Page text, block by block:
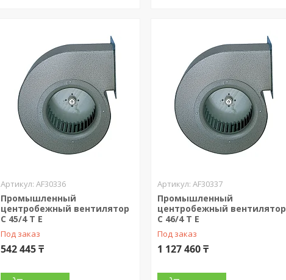
AF30336
Промышленный
центробежный вентилятор
C 45/4 T E
Под заказ
542 445 ₸
AF30337
Промышленный
центробежный вентилятор
C 46/4 T E
Под заказ
1 127 460 ₸